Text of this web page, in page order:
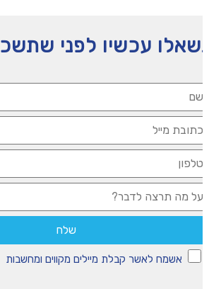
עכשיו לפני שתשכחו
אשמח לאשר קבלת מיילים מקווים ומחשבות